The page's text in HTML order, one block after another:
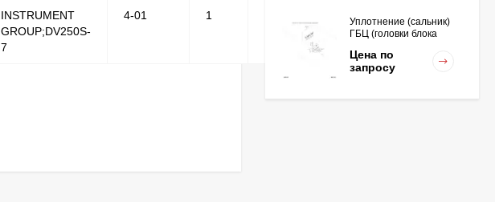
INSTRUMENT
GROUP;DV250S-
7
4-01 1
Уплотнение (сальник)
ГБЦ (головки блока
двигателей
K15,K21,K25
Цена по
запросу